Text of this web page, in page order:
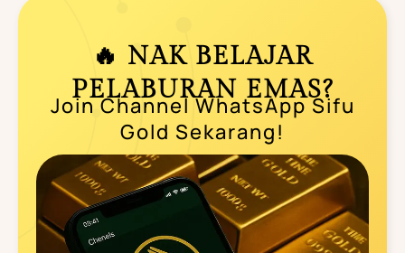
🔥 NAK BELAJAR
PELABURAN EMAS?
Join Channel WhatsApp Sifu
Gold Sekarang!